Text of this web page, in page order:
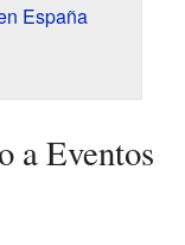
España
a Eventos